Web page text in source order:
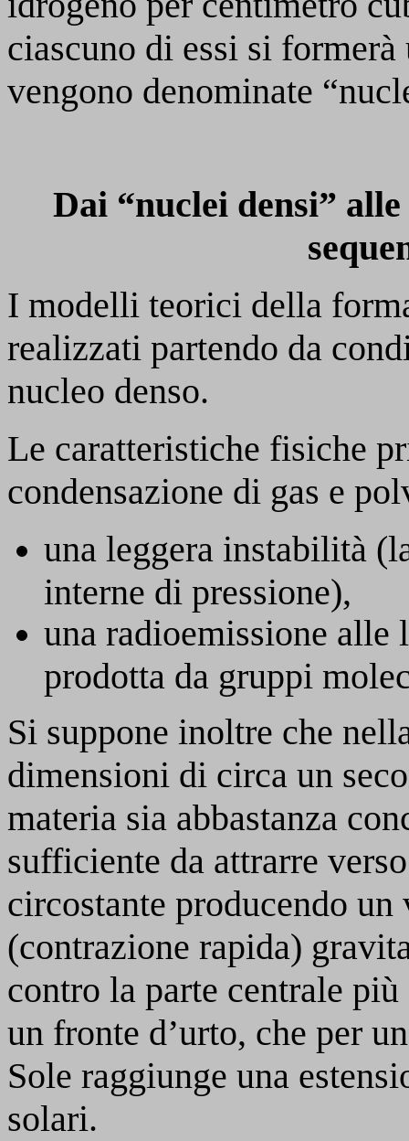
ciascuno di essi si
vengono denominate
Dai “nuclei densi”
I modelli teorici della
realizzati partendo da
nucleo denso.
Le caratteristiche fisiche
condensazione di gas e
una leggera instabilità
interne di pressione),
una radioemissione alle
prodotta da gruppi
Si suppone inoltre che
dimensioni di circa un
materia sia abbastanza
sufficiente da attrarre
circostante producendo
(contrazione rapida)
contro la parte centrale
un fronte d’urto, che per
Sole raggiunge una
solari.